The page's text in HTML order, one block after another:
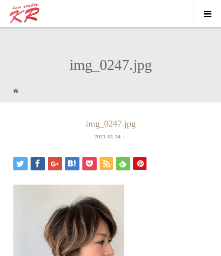
img_0247.jpg
img_0247.jpg
2021.01.24